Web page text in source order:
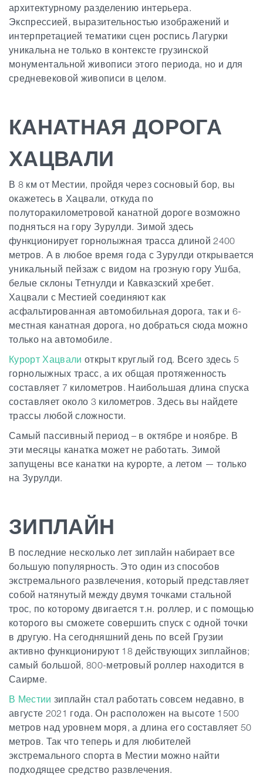
архитектурному разделению интерьера.
Экспрессией, выразительностью изображений и
интерпретацией тематики сцен роспись Лагурки
уникальна не только в контексте грузинской
монументальной живописи этого периода, но и для
средневековой живописи в целом.
КАНАТНАЯ ДОРОГА
ХАЦВАЛИ
В 8 км от Местии, пройдя через сосновый бор, вы
окажетесь в Хацвали, откуда по
полуторакилометровой канатной дороге возможно
подняться на гору Зурулди. Зимой здесь
функционирует горнолыжная трасса длиной 2400
метров. А в любое время года с Зурулди открывается
уникальный пейзаж с видом на грозную гору Ушба,
белые склоны Тетнулди и Кавказский хребет.
Хацвали с Местией соединяют как
асфальтированная автомобильная дорога, так и 6-
местная канатная дорога, но добраться сюда можно
только на автомобиле.
Курорт Хацвали открыт круглый год. Всего здесь 5
горнолыжных трасс, а их общая протяженность
составляет 7 километров. Наибольшая длина спуска
составляет около 3 километров. Здесь вы найдете
трассы любой сложности.
Самый пассивный период – в октябре и ноябре. В
эти месяцы канатка может не работать. Зимой
запущены все канатки на курорте, а летом — только
на Зурулди.
ЗИПЛАЙН
В последние несколько лет зиплайн набирает все
большую популярность. Это один из способов
экстремального развлечения, который представляет
собой натянутый между двумя точками стальной
трос, по которому двигается т.н. роллер, и с помощью
которого вы сможете совершить спуск с одной точки
в другую. На сегодняшний день по всей Грузии
активно функционируют 18 действующих зиплайнов;
самый большой, 800-метровый роллер находится в
Саирме.
В Местии зиплайн стал работать совсем недавно, в
августе 2021 года. Он расположен на высоте 1500
метров над уровнем моря, а длина его составляет 50
метров. Так что теперь и для любителей
экстремального спорта в Местии можно найти
подходящее средство развлечения.